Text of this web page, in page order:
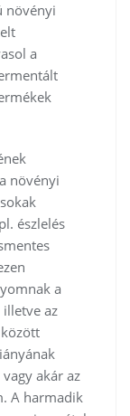
növényi
a
növényi
észlelés
a
illetve az
akár az
A harmadik